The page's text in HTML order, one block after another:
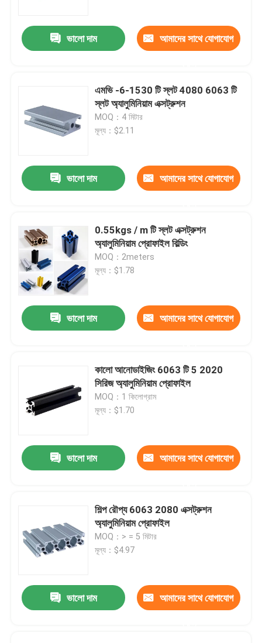
পরিচিতি
পণ্য
ভালো দাম আমাদের সাথে যোগাযোগ
এমভি -6-1530 টি স্লট 4080 6063 টি
স্লট অ্যালুমিনিয়াম এক্সট্রুশন
MOQ：4 মিটার
মূল্য：$2.11
ভালো দাম আমাদের সাথে যোগাযোগ
0.55kgs / m টি স্লট এক্সট্রুশন
অ্যালুমিনিয়াম প্রোফাইল বিল্ডিং
MOQ：2meters
মূল্য：$1.78
ভালো দাম আমাদের সাথে যোগাযোগ
কালো আনোডাইজিং 6063 টি 5 2020
সিরিজ অ্যালুমিনিয়াম প্রোফাইল
MOQ：1 কিলোগ্রাম
মূল্য：$1.70
ভালো দাম আমাদের সাথে যোগাযোগ
শিল্প রৌপ্য 6063 2080 এক্সট্রুশন
অ্যালুমিনিয়াম প্রোফাইল
MOQ：> = 5 মিটার
মূল্য：$4.97
ভালো দাম আমাদের সাথে যোগাযোগ